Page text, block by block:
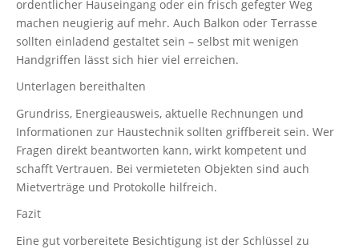
ordentlicher Hauseingang oder ein frisch gefegter Weg
machen neugierig auf mehr. Auch Balkon oder Terrasse
sollten einladend gestaltet sein – selbst mit wenigen
Handgriffen lässt sich hier viel erreichen.
Unterlagen bereithalten
Grundriss, Energieausweis, aktuelle Rechnungen und
Informationen zur Haustechnik sollten griffbereit sein. Wer
Fragen direkt beantworten kann, wirkt kompetent und
schafft Vertrauen. Bei vermieteten Objekten sind auch
Mietverträge und Protokolle hilfreich.
Fazit
Eine gut vorbereitete Besichtigung ist der Schlüssel zu